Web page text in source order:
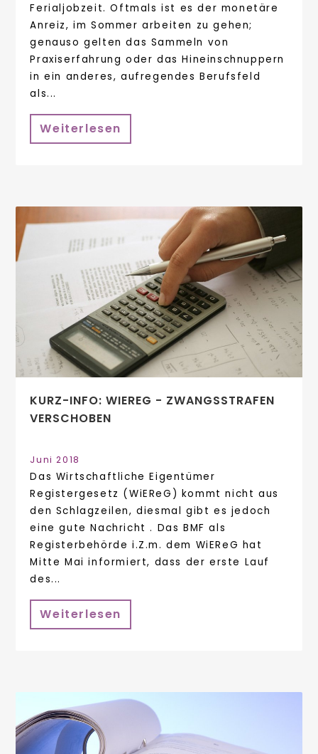
Ferialjobzeit. Oftmals ist es der monetäre
Anreiz, im Sommer arbeiten zu gehen;
genauso gelten das Sammeln von
Praxiserfahrung oder das Hineinschnuppern
in ein anderes, aufregendes Berufsfeld
als...
Weiterlesen
KURZ-INFO: WIEREG - ZWANGSSTRAFEN
VERSCHOBEN
Juni 2018
Das Wirtschaftliche Eigentümer
Registergesetz (WiEReG) kommt nicht aus
den Schlagzeilen, diesmal gibt es jedoch
eine gute Nachricht . Das BMF als
Registerbehörde i.Z.m. dem WiEReG hat
Mitte Mai informiert, dass der erste Lauf
des...
Weiterlesen